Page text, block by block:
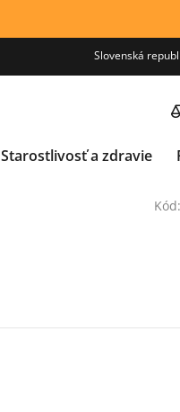
Slovenská
Starostlivosť a zdravie